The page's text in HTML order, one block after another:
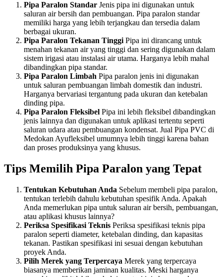
Pipa Paralon Standar Jenis pipa ini digunakan untuk
saluran air bersih dan pembuangan. Pipa paralon standar
memiliki harga yang lebih terjangkau dan tersedia dalam
berbagai ukuran.
Pipa Paralon Tekanan Tinggi Pipa ini dirancang untuk
menahan tekanan air yang tinggi dan sering digunakan dalam
sistem irigasi atau instalasi air utama. Harganya lebih mahal
dibandingkan pipa standar.
Pipa Paralon Limbah Pipa paralon jenis ini digunakan
untuk saluran pembuangan limbah domestik dan industri.
Harganya bervariasi tergantung pada ukuran dan ketebalan
dinding pipa.
Pipa Paralon Fleksibel Pipa ini lebih fleksibel dibandingkan
jenis lainnya dan digunakan untuk aplikasi tertentu seperti
saluran udara atau pembuangan kondensat. Jual Pipa PVC di
Medokan Ayufleksibel umumnya lebih tinggi karena bahan
dan proses produksinya yang khusus.
Tips Memilih Pipa Paralon yang Tepat
Tentukan Kebutuhan Anda Sebelum membeli pipa paralon,
tentukan terlebih dahulu kebutuhan spesifik Anda. Apakah
Anda memerlukan pipa untuk saluran air bersih, pembuangan,
atau aplikasi khusus lainnya?
Periksa Spesifikasi Teknis Periksa spesifikasi teknis pipa
paralon seperti diameter, ketebalan dinding, dan kapasitas
tekanan. Pastikan spesifikasi ini sesuai dengan kebutuhan
proyek Anda.
Pilih Merek yang Terpercaya Merek yang terpercaya
biasanya memberikan jaminan kualitas. Meski harganya